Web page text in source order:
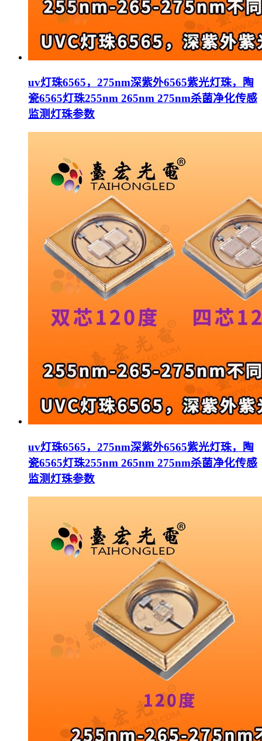
uv灯珠6565，275nm深紫外6565紫光灯珠，陶
瓷6565灯珠255nm 265nm 275nm杀菌净化传感
监测灯珠参数
uv灯珠6565，275nm深紫外6565紫光灯珠，陶
瓷6565灯珠255nm 265nm 275nm杀菌净化传感
监测灯珠参数